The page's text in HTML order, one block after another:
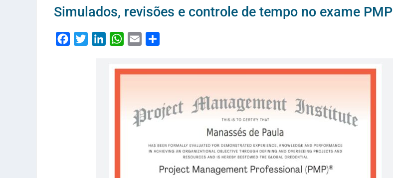
Simulados, revisões e controle de tempo no exame PMP
FacebookTwitterLinkedInWhatsApp
Email